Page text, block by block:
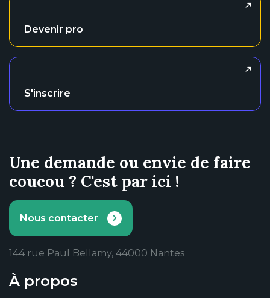
Devenir pro
S'inscrire
Une demande ou envie de faire
coucou ? C'est par ici !
Nous contacter
144 rue Paul Bellamy, 44000 Nantes
À propos